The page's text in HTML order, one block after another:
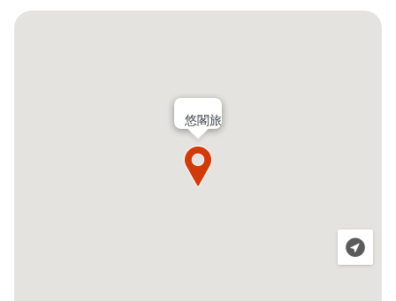
悠閣旅